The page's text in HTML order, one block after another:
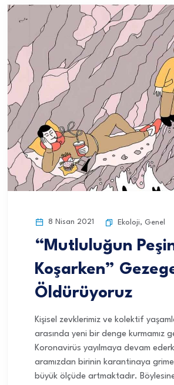
8 Nisan 2021 Ekoloji, Genel
“Mutluluğun
Koşarken”
Öldürüyoruz
Kişisel zevklerimiz ve kolektif
arasında yeni bir denge kurmamız
Koronavirüs yayılmaya devam
aramızdan birinin karantinaya grime
büyük ölçüde artmaktadır.